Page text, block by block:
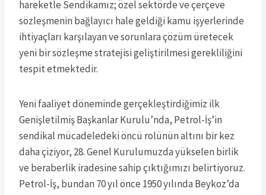
hareketle Sendikamız; özel sektörde ve çerçeve
sözleşmenin bağlayıcı hale geldiği kamu işyerlerinde
ihtiyaçları karşılayan ve sorunlara çözüm üretecek
yeni bir sözleşme stratejisi geliştirilmesi gerekliliğini
tespit etmektedir.
Yeni faaliyet döneminde gerçekleştirdiğimiz ilk
Genişletilmiş Başkanlar Kurulu’nda, Petrol-İş’in
sendikal mücadeledeki öncü rolünün altını bir kez
daha çiziyor, 28. Genel Kurulumuzda yükselen birlik
ve beraberlik iradesine sahip çıktığımızı belirtiyoruz.
Petrol-İş, bundan 70 yıl önce 1950 yılında Beykoz’da